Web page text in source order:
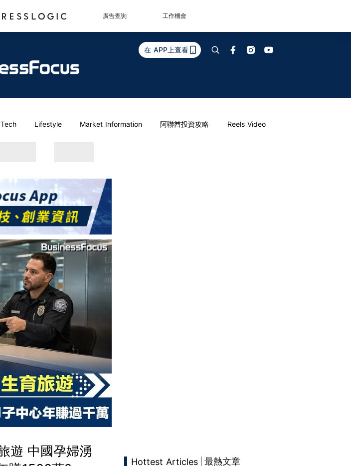
廣告查詢 工作機會
在 APP上查看
Tech Lifestyle Market Information 阿聯酋投資攻略 Reels Video
遊 中國孕婦湧
Hottest Articles 最熱文章